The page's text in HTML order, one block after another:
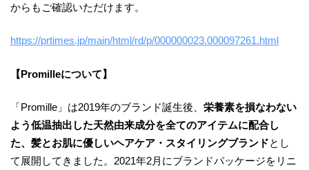
からもご確認いただけます。
https://prtimes.jp/main/html/rd/p/000000023.000097261.html
【Promilleについて】
「Promille」は2019年のブランド誕生後、 栄養素を損なわない
よう低温抽出した天然由来成分を全てのアイテムに配合し
た、髪とお肌に優しいヘアケア・スタイリングブランドとし
て展開してきました。2021年2月にブランドパッケージをリニ